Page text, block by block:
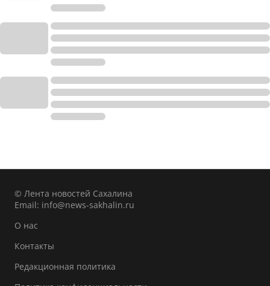
© Лента новостей Сахалина
Email: info@news-sakhalin.ru
О нас
Контакты
Редакционная политика